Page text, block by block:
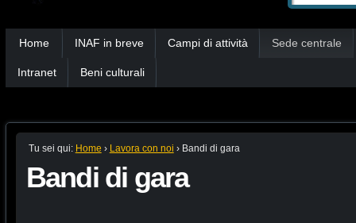
Home INAF in breve Campi di attività Sede centrale
Intranet Beni culturali
Tu sei qui: Home › Lavora con noi › Bandi di gara
Bandi di gara